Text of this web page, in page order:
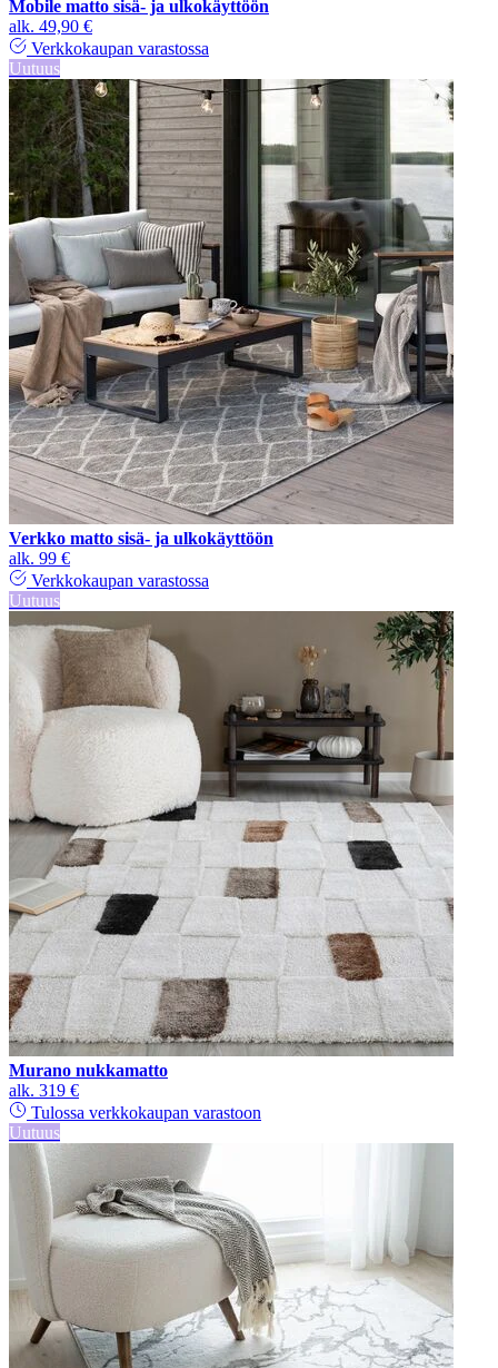
Mobile matto sisä- ja ulkokäyttöön
alk. 49,90 €
Verkkokaupan varastossa
Uutuus
Verkko matto sisä- ja ulkokäyttöön
alk. 99 €
Verkkokaupan varastossa
Uutuus
Murano nukkamatto
alk. 319 €
Tulossa verkkokaupan varastoon
Uutuus